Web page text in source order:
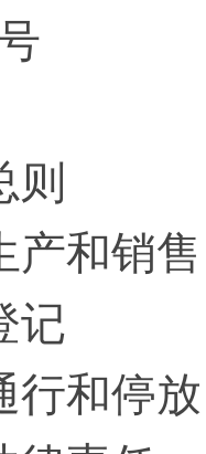
则
产和销售
记
行和停放